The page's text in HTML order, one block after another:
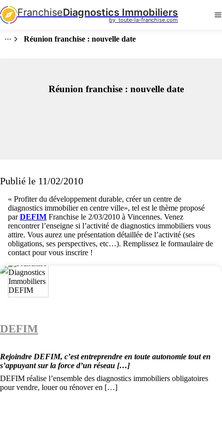
FranchiseDiagnostics Immobiliers
by  toute-la-franchise.com
Réunion franchise : nouvelle date
Réunion franchise : nouvelle date
Publié le 11/02/2010
« Profiter du développement durable, créer un centre de
diagnostics immobilier en centre ville», tel est le thème proposé
parDEFIM Franchise le 2/03/2010 à Vincennes. Venez
rencontrer l’enseigne si l’activité de diagnostics immobiliers vous
attire. Vous aurez une présentation détaillée de l’activité (ses
obligations, ses perspectives, etc…). Remplissez le formaulaire de
contact pour vous inscrire !
DEFIM
Rejoindre DEFIM, c’est entreprendre en toute autonomie tout en
s’appuyant sur la force d’un réseau […]
DEFIM réalise l’ensemble des diagnostics immobiliers obligatoires
pour vendre, louer ou rénover en […]